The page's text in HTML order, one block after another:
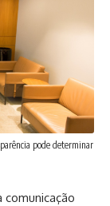
pode determinar
comunicação